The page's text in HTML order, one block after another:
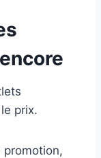
prix.
promotion,